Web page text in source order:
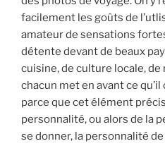
facilement les goûts de
amateur de sensations
détente devant de beaux
cuisine, de culture locale,
chacun met en avant ce
parce que cet élément
personnalité, ou alors de la
se donner, la personnalité